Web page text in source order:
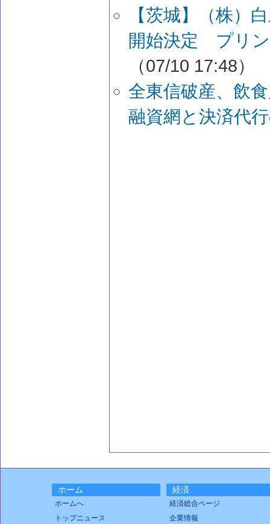
【茨城】（株）
開始決定 プリ
（07/10 17:48）
全東信破産、飲
融資網と決済代
ホーム
ホームへ
トップニュース
経済
経済総合ページ
企業情報